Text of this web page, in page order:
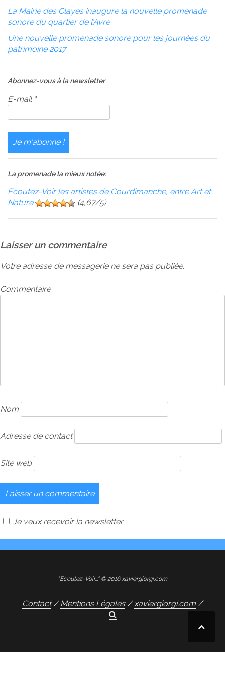
La Mairie des Clayes inaugure la nouvelle promenade
sonore du quartier de l’Avre
Une nouvelle promenade sonore pour les journées du
patrimoine 2017
Abonnez-vous à la newsletter
E-mail *
La promenade la mieux notée:
Ecoutez-Voir les artistes de Courdimanche, entre Art et
Nature
(4,67/5)
Laisser un commentaire
Votre adresse de messagerie ne sera pas publiée.
Commentaire
Nom
Adresse de contact
Site web
Je veux recevoir la newsletter
"Ecoutez-Voir..." © 2016 xaviergiorgi.com
Contact Mentions Légales xaviergiorgi.com